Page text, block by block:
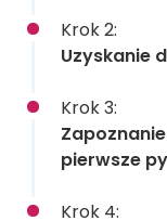
Krok 2:
Uzyskanie
Krok 3:
pierwsze
Krok 4: